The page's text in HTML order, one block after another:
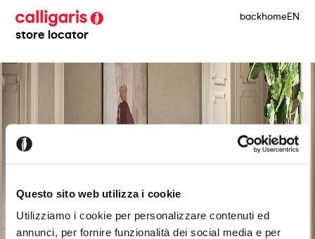
Questo sito web utilizza i cookie
Utilizziamo i cookie per personalizzare contenuti ed
annunci, per fornire funzionalità dei social media e per
store locator
backhomeEN